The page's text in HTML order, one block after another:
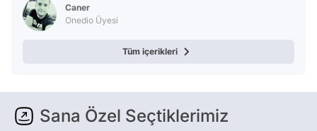
Caner
Onedio Üyesi
Tüm içerikleri
Sana Özel Seçtiklerimiz